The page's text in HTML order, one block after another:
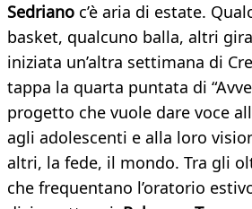
Sedriano c’è aria di estate.
basket, qualcuno balla, altri
iniziata un’altra settimana di
tappa la quarta puntata di
progetto che vuole dare voce
agli adolescenti e alla loro
altri, la fede, il mondo. Tra gli
che frequentano l’oratorio